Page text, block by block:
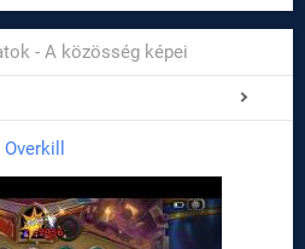
- A közösség képei
Overkill